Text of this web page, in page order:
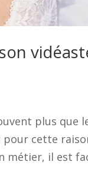
plus que
cette
métier, il est